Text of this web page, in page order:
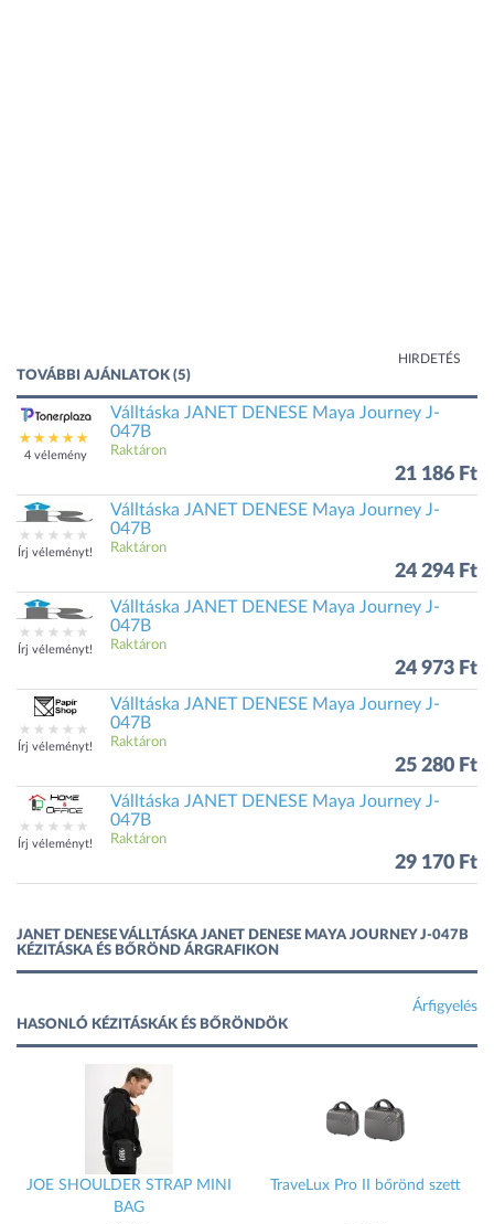
HIRDETÉS
TOVÁBBI AJÁNLATOK (5)
4 vélemény
Válltáska JANET DENESE Maya Journey J-
047B
Raktáron
21 186 Ft
Írj véleményt!
Válltáska JANET DENESE Maya Journey J-
047B
Raktáron
24 294 Ft
Írj véleményt!
Válltáska JANET DENESE Maya Journey J-
047B
Raktáron
24 973 Ft
Írj véleményt!
Válltáska JANET DENESE Maya Journey J-
047B
Raktáron
25 280 Ft
Írj véleményt!
Válltáska JANET DENESE Maya Journey J-
047B
Raktáron
29 170 Ft
JANET DENESE VÁLLTÁSKA JANET DENESE MAYA JOURNEY J-047B
KÉZITÁSKA ÉS BŐRÖND ÁRGRAFIKON
Árfigyelés
HASONLÓ KÉZITÁSKÁK ÉS BŐRÖNDÖK
JOE SHOULDER STRAP MINI
BAG
TraveLux Pro II bőrönd szett